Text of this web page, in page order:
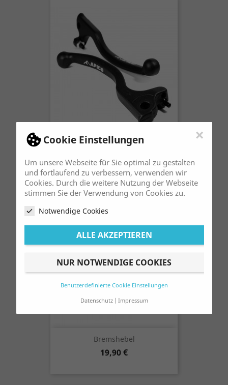
Cookie Einstellungen
Um unsere Webseite für Sie optimal zu gestalten
und fortlaufend zu verbessern, verwenden wir
Cookies. Durch die weitere Nutzung der Webseite
stimmen Sie der Verwendung von Cookies zu.
Notwendige Cookies
ALLE AKZEPTIEREN
NUR NOTWENDIGE COOKIES
Benutzerdefinierte Cookie Einstellungen
Datenschutz
Impressum
×
Bremshebel Apico Universal Schwarz
Preis
22,90 €
Bremshebel
Preis
19,90 €